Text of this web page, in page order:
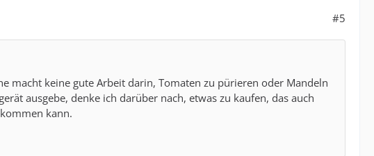
#5
macht keine gute Arbeit darin, Tomaten zu pürieren oder Mandeln
ausgebe, denke ich darüber nach, etwas zu kaufen, das auch
kann.